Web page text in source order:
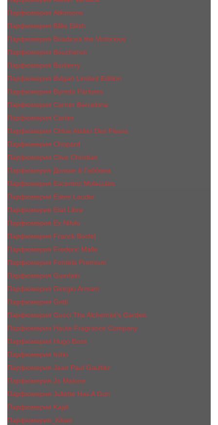
Парфюмерия Atkinsons
Парфюмерия Billie Eilish
Парфюмерия Boadicea the Victorious
Парфюмерия Boucheron
Парфюмерия Burberry
Парфюмерия Bvlgari Limited Edition
Парфюмерия Byredo Parfums
Парфюмерия Carner Barcelona
Парфюмерия Cartier
Парфюмерия Chloe Atelier Des Fleurs
Парфюмерия Сhopard
Парфюмерия Clive Christian
Парфюмерия Дольче & Габбана
Парфюмерия Escentric Molecules
Парфюмерия Estee Lаudеr
Парфюмерия Etat Libre
Парфюмерия Ex Nihilo
Парфюмерия Franck Boclet
Парфюмерия Frеderic Mаlle
Парфюмерия Fontela Premium
Парфюмерия Guerlain
Парфюмерия Giorgio Armani
Парфюмерия Gritti
Парфюмерия Gucci The Alchemist’s Garden.
Парфюмерия Haute Fragrance Company
Парфюмерия Hugo Boss
Парфюмерия Initio
Парфюмерия Jean Paul Gaultier
Парфюмерия Jо Malоnе
Парфюмерия Juliette Has A Gun
Парфюмерия Kajal
Парфюмерия_КiIiаn